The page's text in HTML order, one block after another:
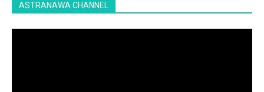
ASTRANAWA CHANNEL